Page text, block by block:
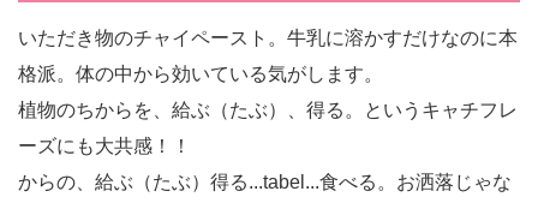
いただき物のチャイペースト。牛乳に溶かすだけなのに本
格派。体の中から効いている気がします。
植物のちからを、給ぶ（たぶ）、得る。というキャチフレ
ーズにも大共感！！
からの、給ぶ（たぶ）得る...tabel...食べる。お洒落じゃな